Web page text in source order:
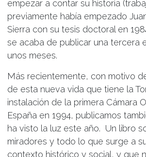
empezar a contar su historia
previamente había empezado
Sierra con su tesis doctoral en
se acaba de publicar una tercera
unos meses.
Más recientemente, con motivo
de esta nueva vida que tiene la
instalación de la primera Cámara
España en 1994, publicamos
ha visto la luz este año. Un libro
miradores y todo lo que surge a
contexto histórico y social, y que